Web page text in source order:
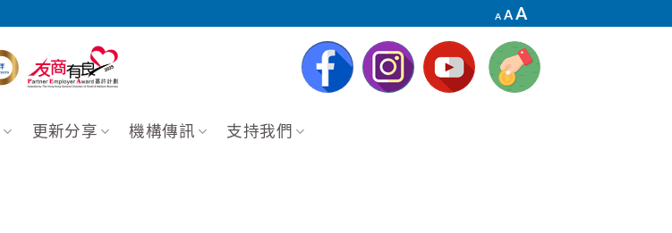
A
Decrease
font
A Reset
font
size.
AIncrease
size.
更新分享 機構傳訊 支持我們